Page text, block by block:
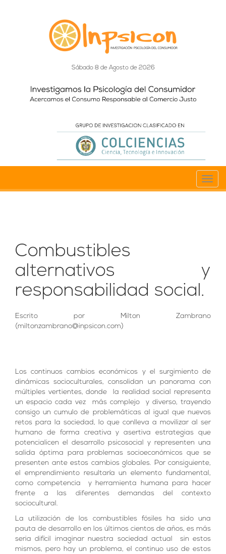
Sábado 8 de Agosto de 2026
Combustibles
alternativos y
responsabilidad social.
Escrito por Milton Zambrano
(miltonzambrano@inpsicon.com)
Los continuos cambios económicos y el surgimiento de
dinámicas socioculturales, consolidan un panorama con
múltiples vertientes, donde la realidad social representa
un espacio cada vez más complejo y diverso, trayendo
consigo un cumulo de problemáticas al igual que nuevos
retos para la sociedad, lo que conlleva a movilizar al ser
humano de forma creativa y asertiva estrategias que
potencialicen el desarrollo psicosocial y representen una
salida óptima para problemas socioeconómicos que se
presenten ante estos cambios globales. Por consiguiente,
el emprendimiento resultaría un elemento fundamental,
como competencia y herramienta humana para hacer
frente a las diferentes demandas del contexto
sociocultural.
La utilización de los combustibles fósiles ha sido una
pauta de desarrollo en los últimos cientos de años, es más
seria difícil imaginar nuestra sociedad actual sin estos
mismos, pero hay un problema, el continuo uso de estos